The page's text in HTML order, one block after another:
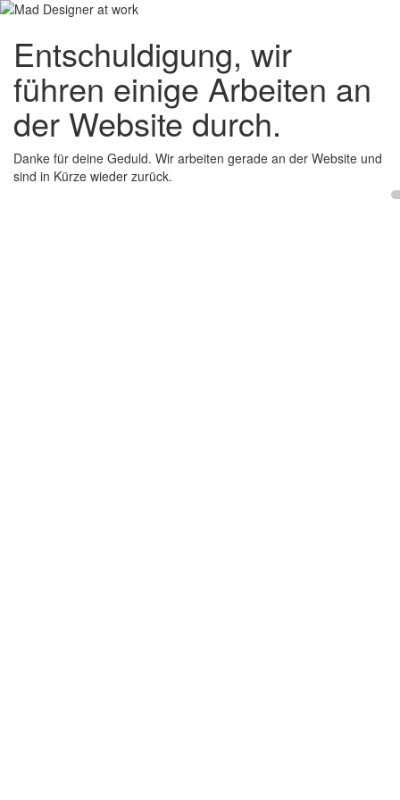
Entschuldigung, wir
führen einige Arbeiten an
der Website durch.
Danke für deine Geduld. Wir arbeiten gerade an der Website und
sind in Kürze wieder zurück.